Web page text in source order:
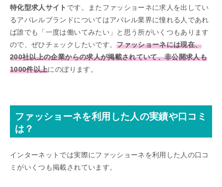
特化型求人サイト です。またファッショーネに求人を出してい
るアパレルブランドについてはアパレル業界に憧れる人であれ
ば誰でも「一度は働いてみたい」と思う所がいくつもあります
ので、ぜひチェックしたいです。ファッショーネには現在、
200社以上の企業からの求人が掲載されていて、非公開求人も
1000件以上にのぼります。
ファッショーネを利用した人の実績や口コミ
は？
インターネットでは実際にファッショーネを利用した人の口コ
ミがいくつも掲載されています。